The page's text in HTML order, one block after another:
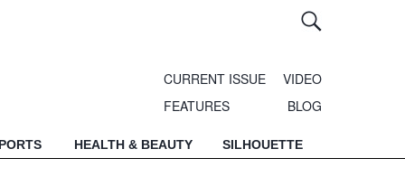
CURRENT ISSUE
VIDEO
FEATURES
BLOG
HEALTH & BEAUTY SILHOUETTE